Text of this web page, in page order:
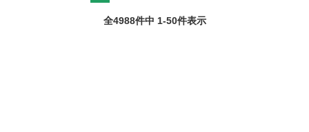
全4988件中 1-50件表示